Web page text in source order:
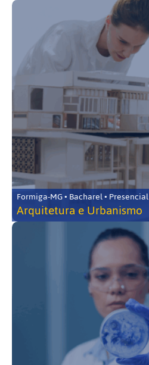
Formiga-MG • Bacharel • Presencial
Arquitetura e Urbanismo